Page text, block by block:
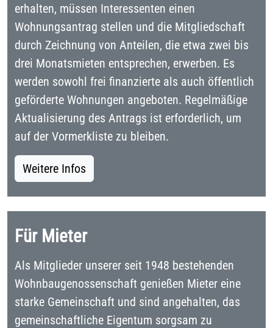
erhalten, müssen Interessenten einen
Wohnungsantrag stellen und die Mitgliedschaft
durch Zeichnung von Anteilen, die etwa zwei bis
drei Monatsmieten entsprechen, erwerben. Es
werden sowohl frei finanzierte als auch öffentlich
geförderte Wohnungen angeboten. Regelmäßige
Aktualisierung des Antrags ist erforderlich, um
auf der Vormerkliste zu bleiben.
Weitere Infos
Für Mieter
Als Mitglieder unserer seit 1948 bestehenden
Wohnbaugenossenschaft genießen Mieter eine
starke Gemeinschaft und sind angehalten, das
gemeinschaftliche Eigentum sorgsam zu